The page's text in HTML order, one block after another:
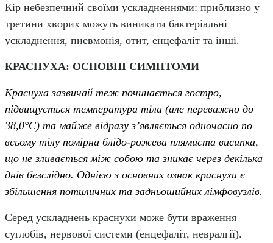
Кір небезпечний своїми ускладненнями: приблизно у
третини хворих можуть виникати бактеріальні
ускладнення, пневмонія, отит, енцефаліт та інші.
КРАСНУХА: ОСНОВНІ СИМПТОМИ
Краснуха зазвичай теж починається гостро,
підвищується температура тіла (але переважно до
38,0°C) та майже відразу з’являється одночасно по
всьому тілу помірна блідо-рожева плямиста висипка,
що не зливається між собою та зникає через декілька
днів безслідно. Однією з основних ознак краснухи є
збільшення потиличних та задньошийних лімфовузлів.
Серед ускладнень краснухи може бути враження
суглобів, нервової системи (енцефаліт, невралгії).